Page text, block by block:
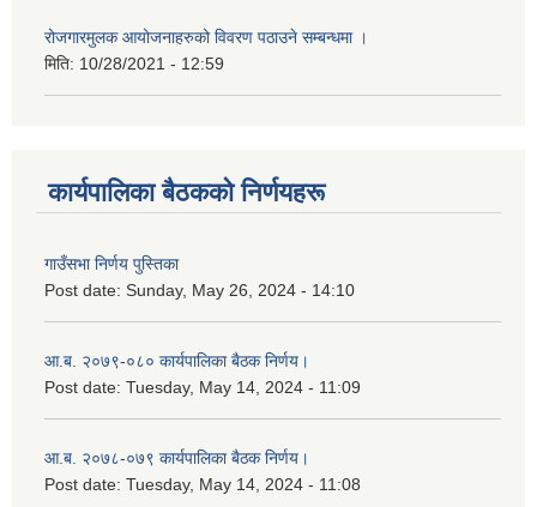
रोजगारमुलक आयोजनाहरुको विवरण पठाउने सम्बन्धमा ।
मिति: 10/28/2021 - 12:59
कार्यपालिका बैठकको निर्णयहरू
गाउँसभा निर्णय पुस्तिका
Post date: Sunday, May 26, 2024 - 14:10
आ.ब. २०७९-०८० कार्यपालिका बैठक निर्णय।
Post date: Tuesday, May 14, 2024 - 11:09
आ.ब. २०७८-०७९ कार्यपालिका बैठक निर्णय।
Post date: Tuesday, May 14, 2024 - 11:08